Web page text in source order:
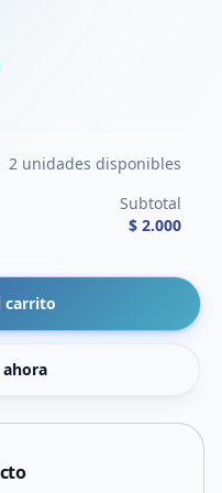
2 unidades disponibles
Subtotal
$ 2.000
carrito